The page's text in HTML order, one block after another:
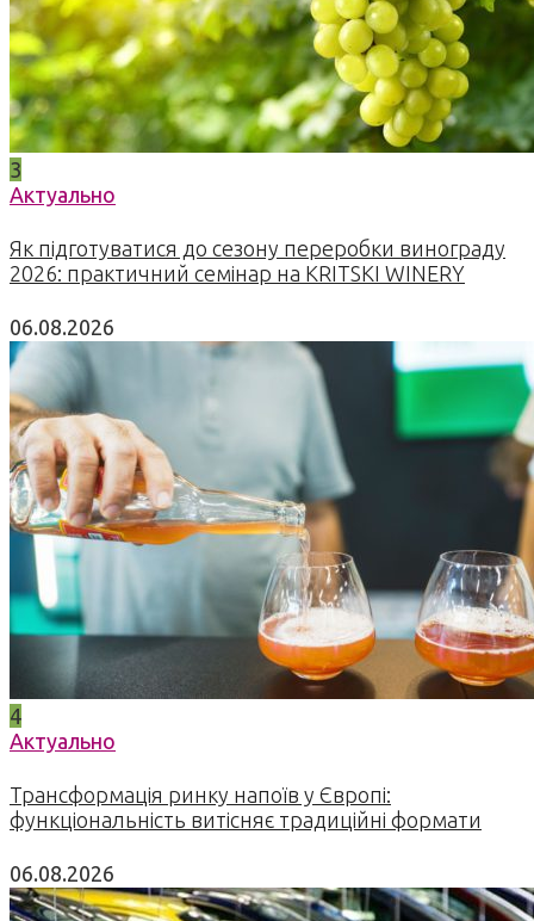
3
Актуально
Як підготуватися до сезону переробки винограду
2026: практичний семінар на KRITSKI WINERY
06.08.2026
4
Актуально
Трансформація ринку напоїв у Європі:
функціональність витісняє традиційні формати
06.08.2026